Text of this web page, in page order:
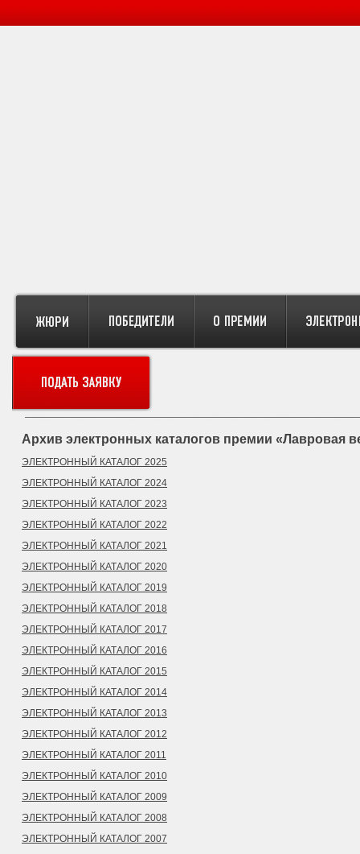
Архив электронных каталогов премии «Лавровая
ЭЛЕКТРОННЫЙ КАТАЛОГ 2025
ЭЛЕКТРОННЫЙ КАТАЛОГ 2024
ЭЛЕКТРОННЫЙ КАТАЛОГ 2023
ЭЛЕКТРОННЫЙ КАТАЛОГ 2022
ЭЛЕКТРОННЫЙ КАТАЛОГ 2021
ЭЛЕКТРОННЫЙ КАТАЛОГ 2020
ЭЛЕКТРОННЫЙ КАТАЛОГ 2019
ЭЛЕКТРОННЫЙ КАТАЛОГ 2018
ЭЛЕКТРОННЫЙ КАТАЛОГ 2017
ЭЛЕКТРОННЫЙ КАТАЛОГ 2016
ЭЛЕКТРОННЫЙ КАТАЛОГ 2015
ЭЛЕКТРОННЫЙ КАТАЛОГ 2014
ЭЛЕКТРОННЫЙ КАТАЛОГ 2013
ЭЛЕКТРОННЫЙ КАТАЛОГ 2012
ЭЛЕКТРОННЫЙ КАТАЛОГ 2011
ЭЛЕКТРОННЫЙ КАТАЛОГ 2010
ЭЛЕКТРОННЫЙ КАТАЛОГ 2009
ЭЛЕКТРОННЫЙ КАТАЛОГ 2008
ЭЛЕКТРОННЫЙ КАТАЛОГ 2007